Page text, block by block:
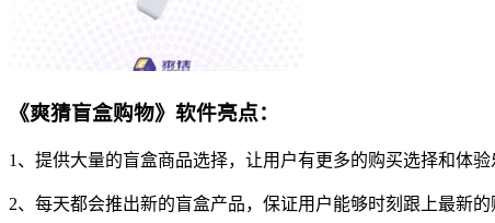
《爽猜盲盒购物》软件亮点：
1、提供大量的盲盒商品选择，让用户有更多的购买选择和体验
2、每天都会推出新的盲盒产品，保证用户能够时刻跟上最新的